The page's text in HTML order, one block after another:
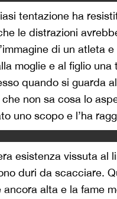
tentazione ha
le distrazioni
di un atleta
moglie e al figlio
quando si guarda
non sa cosa lo
uno scopo e l’ha
esistenza vissuta al
duri da scacciare.
ancora alta e la fame